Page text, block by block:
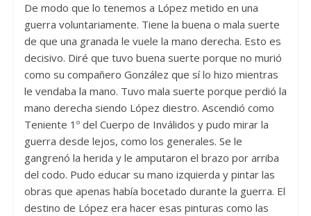
De modo que lo tenemos a López metido en una
guerra voluntariamente. Tiene la buena o mala suerte
de que una granada le vuele la mano derecha. Esto es
decisivo. Diré que tuvo buena suerte porque no murió
como su compañero González que sí lo hizo mientras
le vendaba la mano. Tuvo mala suerte porque perdió la
mano derecha siendo López diestro. Ascendió como
Teniente 1º del Cuerpo de Inválidos y pudo mirar la
guerra desde lejos, como los generales. Se le
gangrenó la herida y le amputaron el brazo por arriba
del codo. Pudo educar su mano izquierda y pintar las
obras que apenas había bocetado durante la guerra. El
destino de López era hacer esas pinturas como las